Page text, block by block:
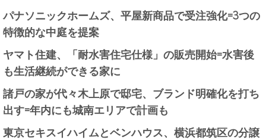
パナソニックホームズ、平屋新商品で受注強化=3つの
特徴的な中庭を提案
ヤマト住建、「耐水害住宅仕様」の販売開始=水害後
も生活継続ができる家に
諸戸の家が代々木上原で邸宅、ブランド明確化を打ち
出す=年内にも城南エリアで計画も
東京セキスイハイムとベンハウス、横浜都筑区の分譲